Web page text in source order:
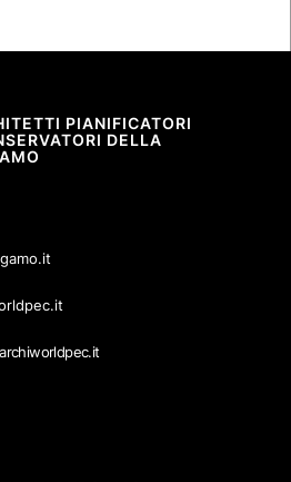
PIANIFICATORI
DELLA